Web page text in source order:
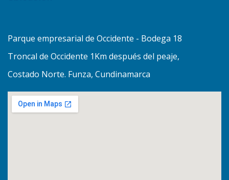
Parque empresarial de Occidente - Bodega 18
Troncal de Occidente 1Km después del peaje,
Costado Norte. Funza, Cundinamarca